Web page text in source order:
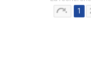
1